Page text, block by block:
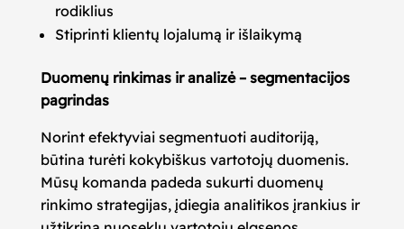
rodiklius
Stiprinti klientų lojalumą ir išlaikymą
Duomenų rinkimas ir analizė – segmentacijos
pagrindas
Norint efektyviai segmentuoti auditoriją,
būtina turėti kokybiškus vartotojų duomenis.
Mūsų komanda padeda sukurti duomenų
rinkimo strategijas, įdiegia analitikos įrankius ir